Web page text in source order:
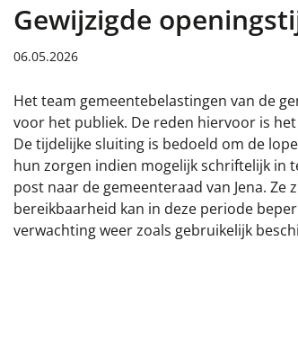
Gewijzigde
06.05.2026
Het team gemeentebelastingen van de
voor het publiek. De reden hiervoor is
De tijdelijke sluiting is bedoeld om de
hun zorgen indien mogelijk schriftelijk in
post naar de gemeenteraad van Jena.
bereikbaarheid kan in deze periode
verwachting weer zoals gebruikelijk